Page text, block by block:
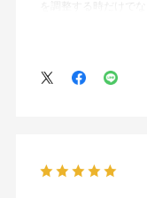
を調整する時だけで
で、ストレスを感じま
背中はメッシュ素材
に入っています。色
色になっています。
キャスターはフロー
思います。良い商品